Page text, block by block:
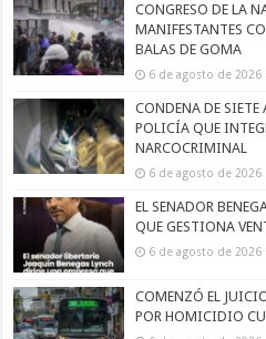
CONGRESO DE LA
MANIFESTANTES
BALAS DE GOMA
6 de agosto de 2026
CONDENA DE SIETE
POLICÍA QUE
NARCOCRIMINAL
6 de agosto de 2026
EL SENADOR
QUE GESTIONA
6 de agosto de 2026
COMENZÓ EL
POR HOMICIDIO